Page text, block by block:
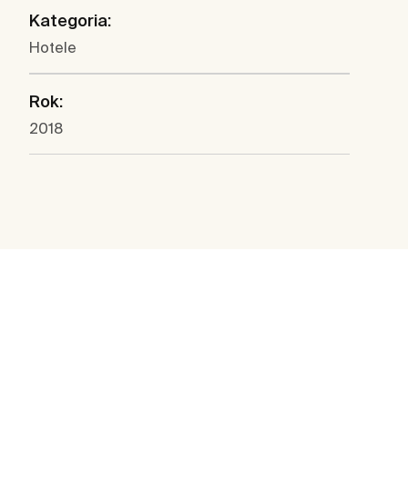
Kategoria:
Hotele
Rok:
2018